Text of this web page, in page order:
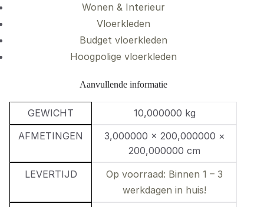
Wonen & Interieur
Vloerkleden
Budget vloerkleden
Hoogpolige vloerkleden
Aanvullende informatie
GEWICHT
10,000000 kg
AFMETINGEN
3,000000 × 200,000000 ×
200,000000 cm
LEVERTIJD
Op voorraad: Binnen 1 – 3
werkdagen in huis!